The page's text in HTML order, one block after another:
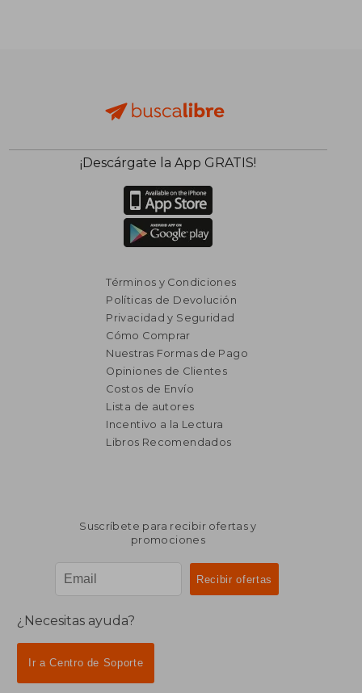
¡Descárgate la App GRATIS!
Términos y Condiciones
Políticas de Devolución
Privacidad y Seguridad
Cómo Comprar
Nuestras Formas de Pago
Opiniones de Clientes
Costos de Envío
Lista de autores
Incentivo a la Lectura
Libros Recomendados
Suscríbete para recibir ofertas y
promociones
¿Necesitas ayuda?
Ir a Centro de Soporte